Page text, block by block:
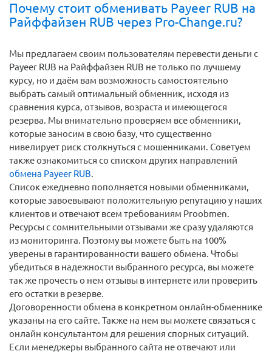
Почему стоит обменивать Payeer RUB на
Райффайзен RUB через Pro-Change.ru?
Мы предлагаем своим пользователям перевести деньги c
Payeer RUB на Райффайзен RUB не только по лучшему
курсу, но и даём вам возможность самостоятельно
выбрать самый оптимальный обменник, исходя из
сравнения курса, отзывов, возраста и имеющегося
резерва. Мы внимательно проверяем все обменники,
которые заносим в свою базу, что существенно
нивелирует риск столкнуться с мошенниками. Советуем
также ознакомиться со списком других направлений
обмена Payeer RUB.
Список ежедневно пополняется новыми обменниками,
которые завоевывают положительную репутацию у наших
клиентов и отвечают всем требованиям Proobmen.
Ресурсы с сомнительными отзывами же сразу удаляются
из мониторинга. Поэтому вы можете быть на 100%
уверены в гарантированности вашего обмена. Чтобы
убедиться в надежности выбранного ресурса, вы можете
так же прочесть о нем отзывы в интернете или проверить
его остатки в резерве.
Договоренности обмена в конкретном онлайн-обменнике
указаны на его сайте. Также на нем вы можете связаться с
онлайн консультантом для решения спорных ситуаций.
Если менеджеры выбранного сайта не отвечают или